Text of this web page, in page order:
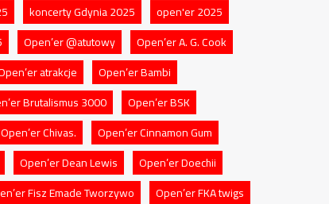
koncerty Gdynia 2025
open'er 2025
Open’er @atutowy
Open’er A. G. Cook
atrakcje
Open’er Bambi
Brutalismus 3000
Open’er BSK
Open’er Chivas.
Open’er Cinnamon Gum
Open’er Dean Lewis
Open’er Doechii
Fisz Emade Tworzywo
Open’er FKA twigs